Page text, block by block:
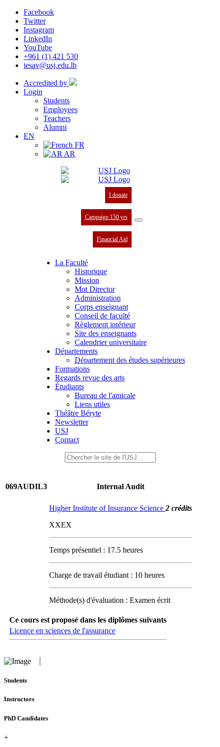
Facebook
Twitter
Instagram
LinkedIn
YouTube
+961 (1) 421 530
iesav@usj.edu.lb
Accredited by
Login
Students
Employees
Teachers
Alumni
EN
FR
AR
I donate
Campaign 150 yrs
Financial Aid
La Faculté
Historique
Mission
Mot Director
Administration
Corps enseignant
Conseil de faculté
Règlement intérieur
Site des enseignants
Calendrier universitaire
Départements
Département des études supérieures
Formations
Regards revue des arts
Étudiants
Bureau de l'amicale
Liens utiles
Théâtre Béryte
Newsletter
USJ
Contact
069AUDIL3 Internal Audit
Higher Institute of Insurance Science 2 crédits
XXEX
Temps présentiel : 17.5 heures
Charge de travail étudiant : 10 heures
Méthode(s) d'évaluation : Examen écrit
Ce cours est proposé dans les diplômes suivants
Licence en sciences de l'assurance
Students
Instructors
PhD Candidates
+